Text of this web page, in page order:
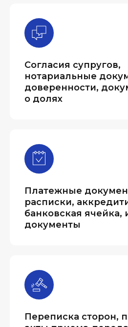
Согласия супругов,
нотариальные
доверенности,
о долях
Платежные
расписки,
банковская ячейка,
документы
Переписка сторон,